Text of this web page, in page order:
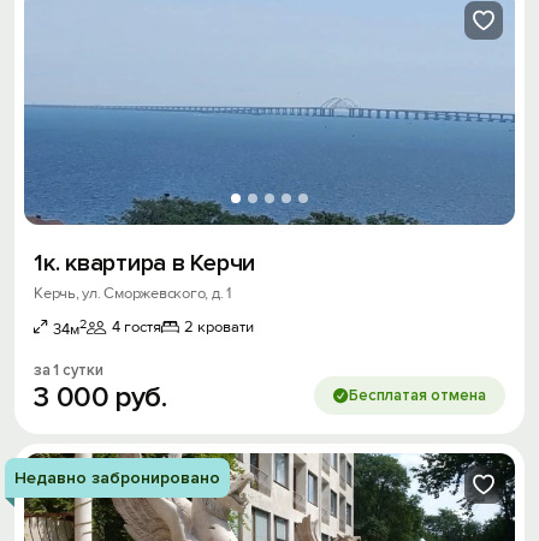
1к. квартира в Керчи
Керчь, ул. Сморжевского, д. 1
34м2 4 гостя 2 кровати
за 1 сутки
3 000 руб. Бесплатая отмена
Недавно забронировано